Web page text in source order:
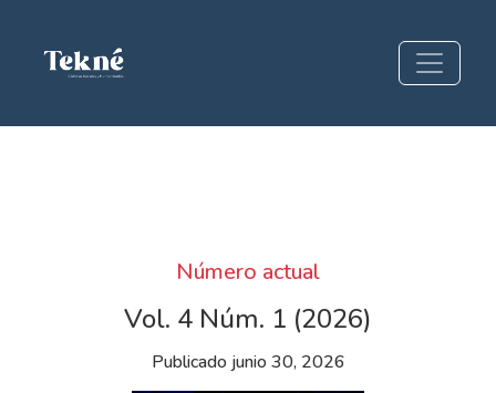
TEKNÉ Revista de Ciencias
Número actual
Vol. 4 Núm. 1 (2026)
Publicado junio 30, 2026